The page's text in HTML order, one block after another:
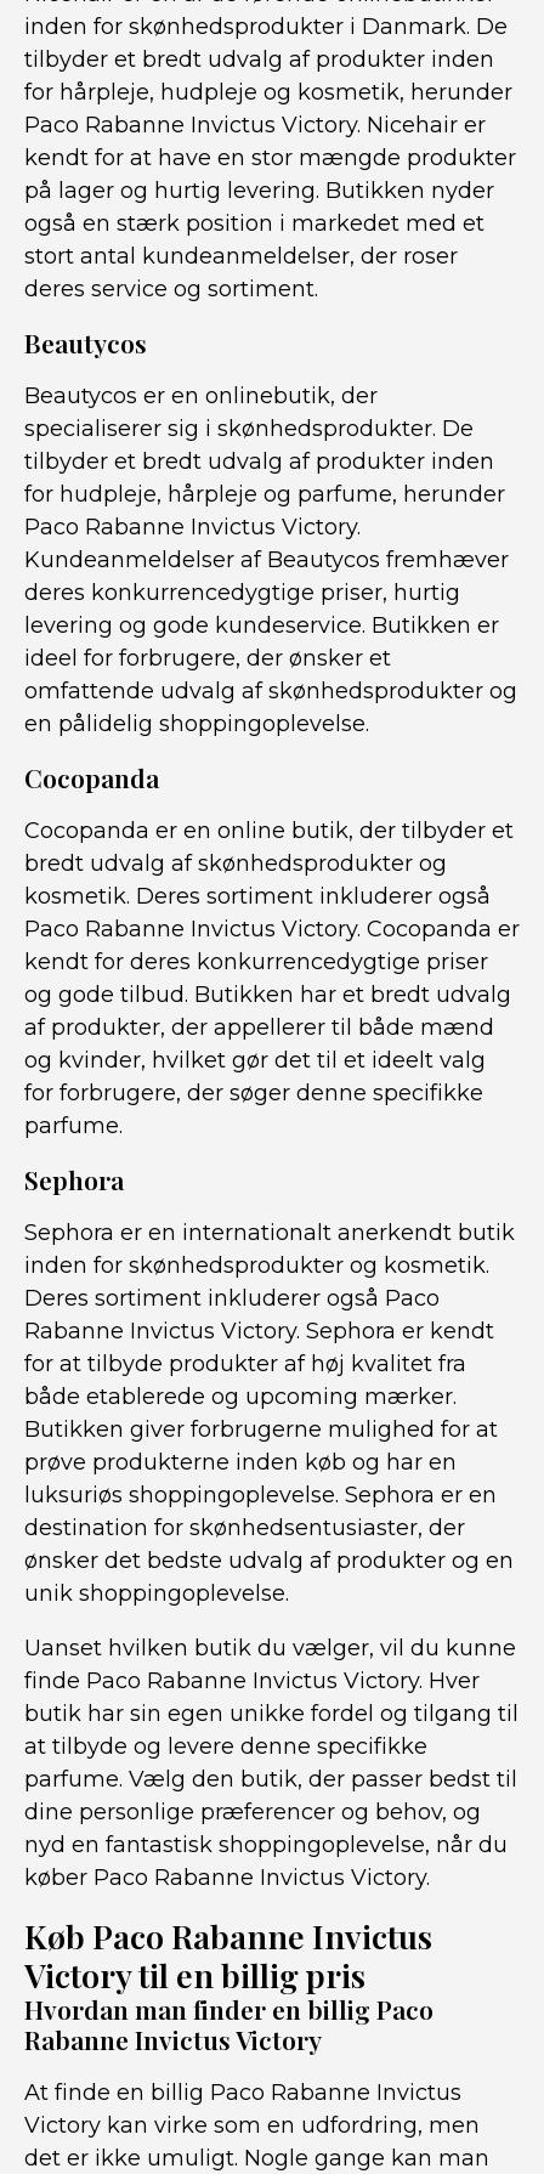
inden for skønhedsprodukter i Danmark. De
tilbyder et bredt udvalg af produkter inden
for hårpleje, hudpleje og kosmetik, herunder
Paco Rabanne Invictus Victory. Nicehair er
kendt for at have en stor mængde produkter
på lager og hurtig levering. Butikken nyder
også en stærk position i markedet med et
stort antal kundeanmeldelser, der roser
deres service og sortiment.
Beautycos
Beautycos er en onlinebutik, der
specialiserer sig i skønhedsprodukter. De
tilbyder et bredt udvalg af produkter inden
for hudpleje, hårpleje og parfume, herunder
Paco Rabanne Invictus Victory.
Kundeanmeldelser af Beautycos fremhæver
deres konkurrencedygtige priser, hurtig
levering og gode kundeservice. Butikken er
ideel for forbrugere, der ønsker et
omfattende udvalg af skønhedsprodukter og
en pålidelig shoppingoplevelse.
Cocopanda
Cocopanda er en online butik, der tilbyder et
bredt udvalg af skønhedsprodukter og
kosmetik. Deres sortiment inkluderer også
Paco Rabanne Invictus Victory. Cocopanda er
kendt for deres konkurrencedygtige priser
og gode tilbud. Butikken har et bredt udvalg
af produkter, der appellerer til både mænd
og kvinder, hvilket gør det til et ideelt valg
for forbrugere, der søger denne specifikke
parfume.
Sephora
Sephora er en internationalt anerkendt butik
inden for skønhedsprodukter og kosmetik.
Deres sortiment inkluderer også Paco
Rabanne Invictus Victory. Sephora er kendt
for at tilbyde produkter af høj kvalitet fra
både etablerede og upcoming mærker.
Butikken giver forbrugerne mulighed for at
prøve produkterne inden køb og har en
luksuriøs shoppingoplevelse. Sephora er en
destination for skønhedsentusiaster, der
ønsker det bedste udvalg af produkter og en
unik shoppingoplevelse.
Uanset hvilken butik du vælger, vil du kunne
finde Paco Rabanne Invictus Victory. Hver
butik har sin egen unikke fordel og tilgang til
at tilbyde og levere denne specifikke
parfume. Vælg den butik, der passer bedst til
dine personlige præferencer og behov, og
nyd en fantastisk shoppingoplevelse, når du
køber Paco Rabanne Invictus Victory.
Køb Paco Rabanne Invictus
Victory til en billig pris
Hvordan man finder en billig Paco
Rabanne Invictus Victory
At finde en billig Paco Rabanne Invictus
Victory kan virke som en udfordring, men
det er ikke umuligt. Nogle gange kan man